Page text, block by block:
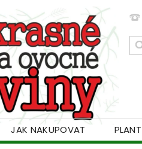
JAK NAKUPOVAT